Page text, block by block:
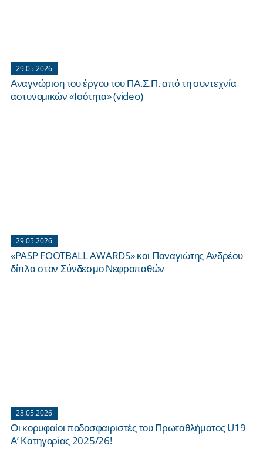
29.05.2026
Αναγνώριση του έργου του ΠΑ.Σ.Π. από τη συντεχνία
αστυνομικών «Ισότητα» (video)
29.05.2026
«PASP FOOTBALL AWARDS» και Παναγιώτης Ανδρέου
δίπλα στον Σύνδεσμο Νεφροπαθών
28.05.2026
Οι κορυφαίοι ποδοσφαιριστές του Πρωταθλήματος U19
Α’ Κατηγορίας 2025/26!